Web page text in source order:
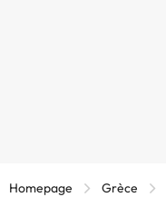
Homepage Grèce